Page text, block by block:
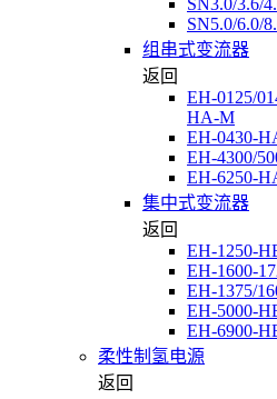
SN3.0/3.6/
SN5.0/6.0/
组串式变流器
返回
EH-0125/
HA-M
EH-0430-
EH-4300/
EH-6250-
集中式变流器
返回
EH-1250-
EH-1600-
EH-1375/
EH-5000-
EH-6900-
柔性制氢电源
返回